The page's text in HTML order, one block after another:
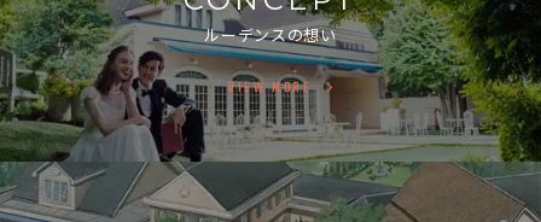
ルーデンスの想い
VIEW MORE